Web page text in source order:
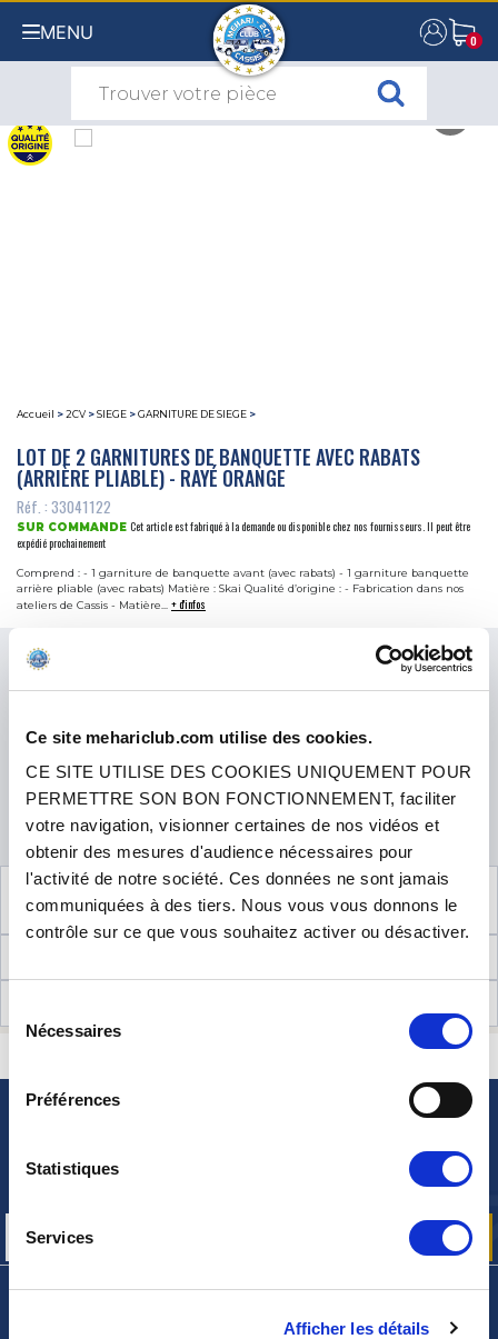
Ce site mehariclub.com utilise des cookies.
CE SITE UTILISE DES COOKIES UNIQUEMENT POUR
PERMETTRE SON BON FONCTIONNEMENT, faciliter
votre navigation, visionner certaines de nos vidéos et
obtenir des mesures d'audience nécessaires pour
l'activité de notre société. Ces données ne sont jamais
communiquées à des tiers. Nous vous vous donnons le
contrôle sur ce que vous souhaitez activer ou désactiver.
Nécessaires
Préférences
Statistiques
Services
Afficher les détails
MENU 0
0
Accueil >2CV >SIEGE >GARNITURE DE SIEGE >
LOT DE 2 GARNITURES DE BANQUETTE AVEC RABATS
(ARRIÈRE PLIABLE) - RAYÉ ORANGE
Réf. : 33041122
SUR COMMANDE Cet article est fabriqué à la demande ou disponible chez nos fournisseurs. Il peut être
expédié prochainement
Comprend : - 1 garniture de banquette avant (avec rabats) - 1 garniture banquette
arrière pliable (avec rabats) Matière : Skai Qualité d’origine : - Fabrication dans nos
ateliers de Cassis - Matière... + d'infos
Prix
107,53 €puis 3 x99,75 €
QUANTITÉ
AJOUTER AU PANIER
VOIR LE PRODUIT COMPLÉMENTAIRE
NÉCESSAIRE AU MONTAGE